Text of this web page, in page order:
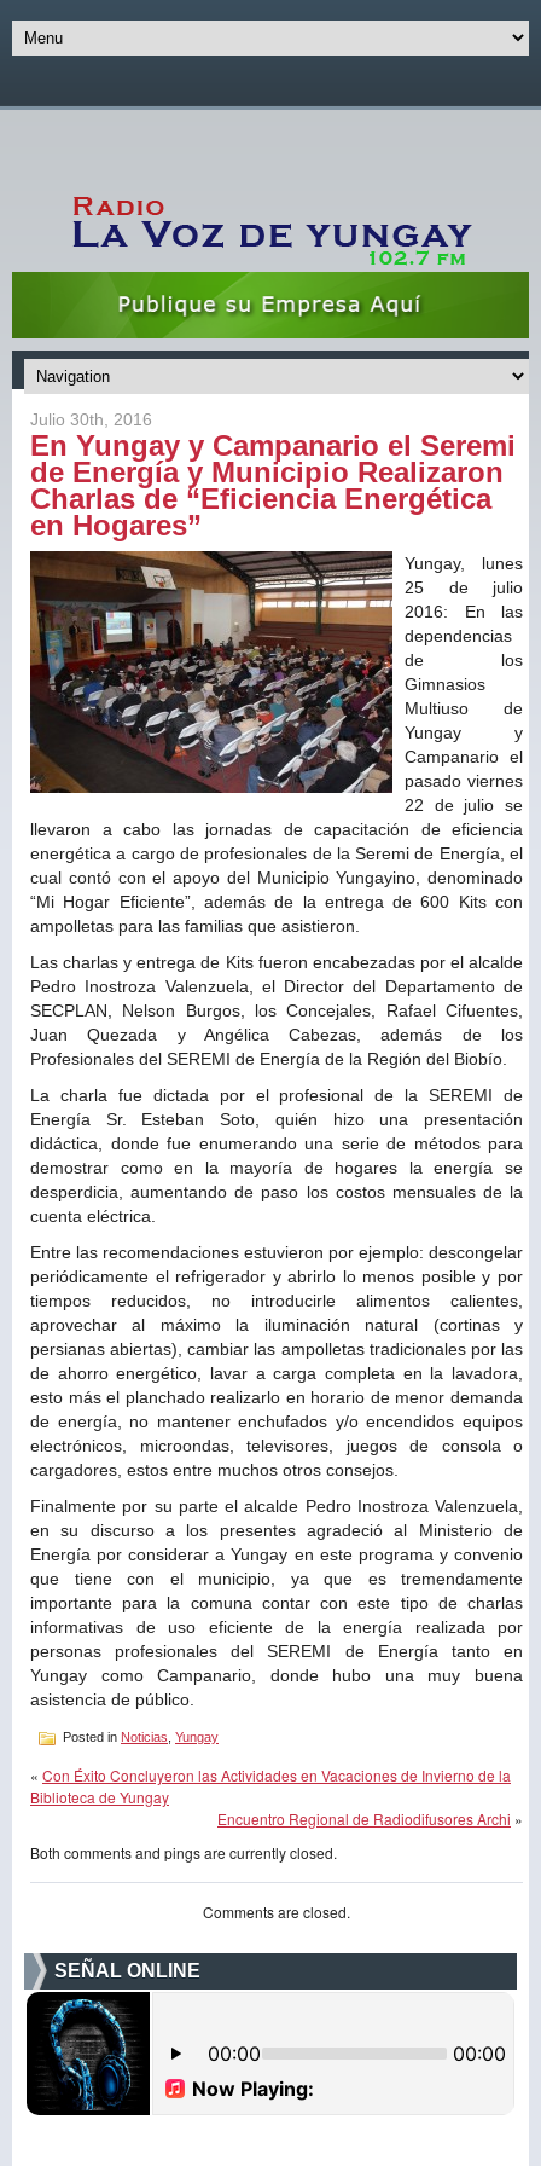
Julio 30th, 2016
En Yungay y Campanario el Seremi
de Energía y Municipio Realizaron
Charlas de “Eficiencia Energética
en Hogares”
Yungay, lunes
25 de julio
2016: En las
dependencias
de los
Gimnasios
Multiuso de
Yungay y
Campanario el
pasado viernes
22 de julio se
llevaron a cabo las jornadas de capacitación de eficiencia
energética a cargo de profesionales de la Seremi de Energía, el
cual contó con el apoyo del Municipio Yungayino, denominado
“Mi Hogar Eficiente”, además de la entrega de 600 Kits con
ampolletas para las familias que asistieron.
Las charlas y entrega de Kits fueron encabezadas por el alcalde
Pedro Inostroza Valenzuela, el Director del Departamento de
SECPLAN, Nelson Burgos, los Concejales, Rafael Cifuentes,
Juan Quezada y Angélica Cabezas, además de los
Profesionales del SEREMI de Energía de la Región del Biobío.
La charla fue dictada por el profesional de la SEREMI de
Energía Sr. Esteban Soto, quién hizo una presentación
didáctica, donde fue enumerando una serie de métodos para
demostrar como en la mayoría de hogares la energía se
desperdicia, aumentando de paso los costos mensuales de la
cuenta eléctrica.
Entre las recomendaciones estuvieron por ejemplo: descongelar
periódicamente el refrigerador y abrirlo lo menos posible y por
tiempos reducidos, no introducirle alimentos calientes,
aprovechar al máximo la iluminación natural (cortinas y
persianas abiertas), cambiar las ampolletas tradicionales por las
de ahorro energético, lavar a carga completa en la lavadora,
esto más el planchado realizarlo en horario de menor demanda
de energía, no mantener enchufados y/o encendidos equipos
electrónicos, microondas, televisores, juegos de consola o
cargadores, estos entre muchos otros consejos.
Finalmente por su parte el alcalde Pedro Inostroza Valenzuela,
en su discurso a los presentes agradeció al Ministerio de
Energía por considerar a Yungay en este programa y convenio
que tiene con el municipio, ya que es tremendamente
importante para la comuna contar con este tipo de charlas
informativas de uso eficiente de la energía realizada por
personas profesionales del SEREMI de Energía tanto en
Yungay como Campanario, donde hubo una muy buena
asistencia de público.
Posted in Noticias Yungay
« Con Éxito Concluyeron las Actividades en Vacaciones de Invierno de la
Biblioteca de Yungay
Encuentro Regional de Radiodifusores Archi »
Both comments and pings are currently closed.
Comments are closed.
SEÑAL ONLINE